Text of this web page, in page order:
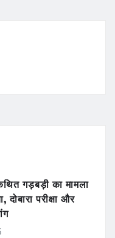
गड़बड़ी का मामला
दोबारा परीक्षा और